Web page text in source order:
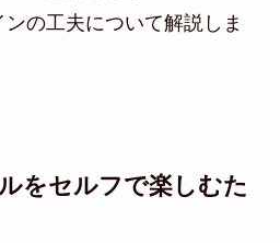
の工夫について解説しま
をセルフで楽しむた